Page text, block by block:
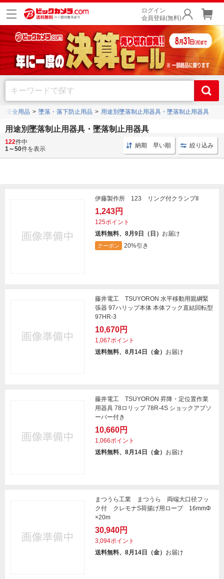
ログイン
会員登録(無料)
安全用品 墜落・落下防止用品 用途別墜落制止用器具・墜落制止用器具
用途別墜落制止用器具・墜落制止用器具
藤井電工
などの人気メーカーの用途別墜落制止
用器具・墜落制止用器具を豊富に品揃え。
122件中
1～50件を表示 納期 早い順 絞り込み
伊藤製作所 123 リング付クランプII
1,243円
125ポイント
送料無料、8月9日（日） お届け
クーポン 20%引き
藤井電工 TSUYORON 水平移動用親綱緊
張器 97ハリップ本体 本体フック直結回転型
97HR-3
10,670円
1,067ポイント
送料無料、8月14日（金） お届け
藤井電工 TSUYORON 昇降・定位置作業
用器具 78ロリップ 78R-4S ショックアブソ
ーバー付き
10,660円
1,066ポイント
送料無料、8月14日（金） お届け
まつうら工業 まつうら 両端大口径フッ
ク付 クレモナS荷揚げ用ロープ 16mmΦ
×20m
30,940円
3,094ポイント
送料無料、8月14日（金） お届け